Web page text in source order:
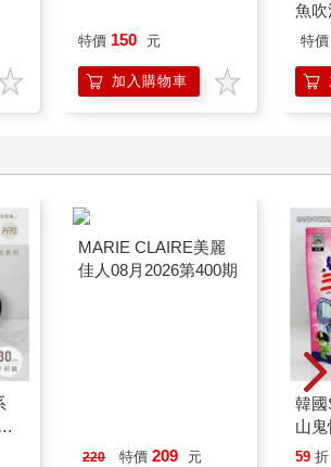
」一聲扣上時，方塊人的正面不再是混亂的
成的完整人臉，眼睛、鼻子、嘴巴全都回
看不出任何情緒，只是直勾勾地盯著綺媚。
跑，直到那張臉微微張開嘴唇，用像是不
道自己已經逃不掉了。
黃芥末熊【受託代銷】
特價 150 元
加入購物車
魚
特價
220 特價 209 元
韓
山
450
59 折